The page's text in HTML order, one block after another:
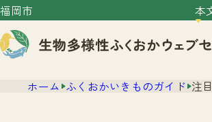
福岡市 本
ホーム ふくおかいきものガイド 注